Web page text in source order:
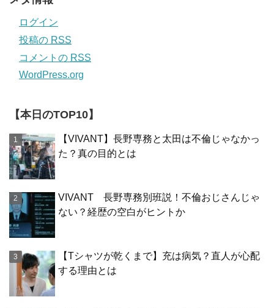
ログイン
投稿の RSS
コメントの RSS
WordPress.org
【本日のTOP10】
【VIVANT】長野専務と太田は不倫じゃなかっ
た？真の目的とは
VIVANT 長野専務別班説！不倫おじさんじゃ
ない？経歴の空白がヒントか
【Tシャツが乾くまで】充は病気？直人が心配
する理由とは